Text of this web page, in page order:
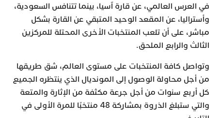
في العرس العالمي، عن قارة آسيا، بينما تتنافس السعودية،
وأستراليا، عن المقعد الوحيد المتبقي عن القارة بشكل
مباشر، على أن تلعب المنتخبات الأخرى المحتلة للمركزين
الثالث والرابع الملحق.
وتواصل كافة المنتخبات على مستوى العالم، شق طريقها
من أجل محاولة الوصول إلى المونديال الذي ينتظره الجميع
كل أربع سنوات من أجل جرعة مكثفة من الإثارة والمتعة
والتي ستبلغ الذروة بمشاركة 48 منتخبًا للمرة الأولى في